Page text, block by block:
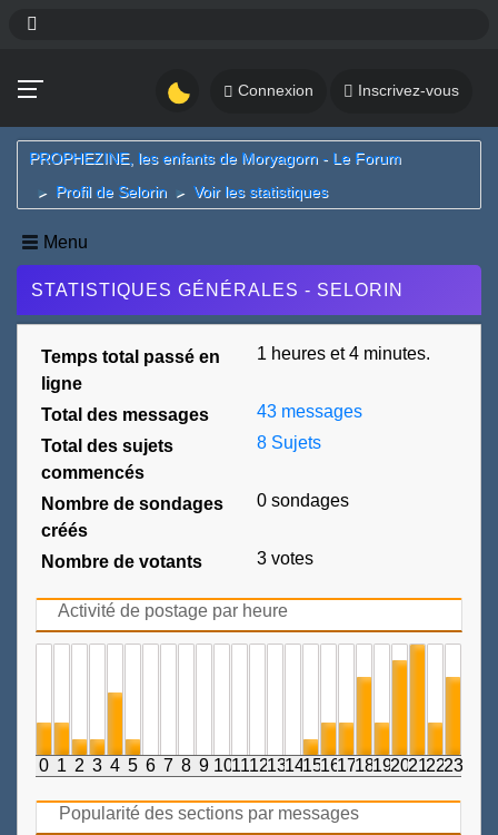
Connexion Inscrivez-vous
PROPHEZINE, les enfants de Moryagorn - Le Forum
► Profil de Selorin ► Voir les statistiques
Menu
STATISTIQUES GÉNÉRALES - SELORIN
Temps total passé en
ligne
1 heures et 4 minutes.
Total des messages
43 messages
Total des sujets
commencés
8 Sujets
Nombre de sondages
créés
0 sondages
Nombre de votants 3 votes
Activité de postage par heure
0 1 2 3 4 5 6 7 8 9 1011121314151617181920212223
Popularité des sections par messages